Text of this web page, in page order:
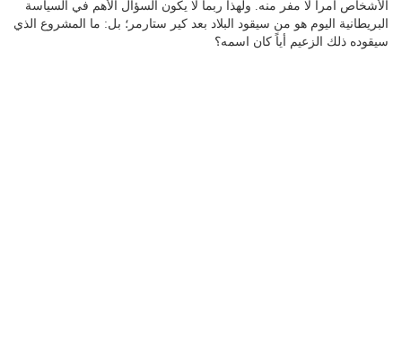
الأشخاص أمراً لا مفر منه. ولهذا ربما لا يكون السؤال الأهم في السياسة
البريطانية اليوم هو من سيقود البلاد بعد كير ستارمر؛ بل: ما المشروع الذي
سيقوده ذلك الزعيم أياً كان اسمه؟